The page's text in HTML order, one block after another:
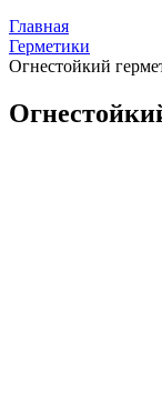
Главная
Герметики
Огнестойкий